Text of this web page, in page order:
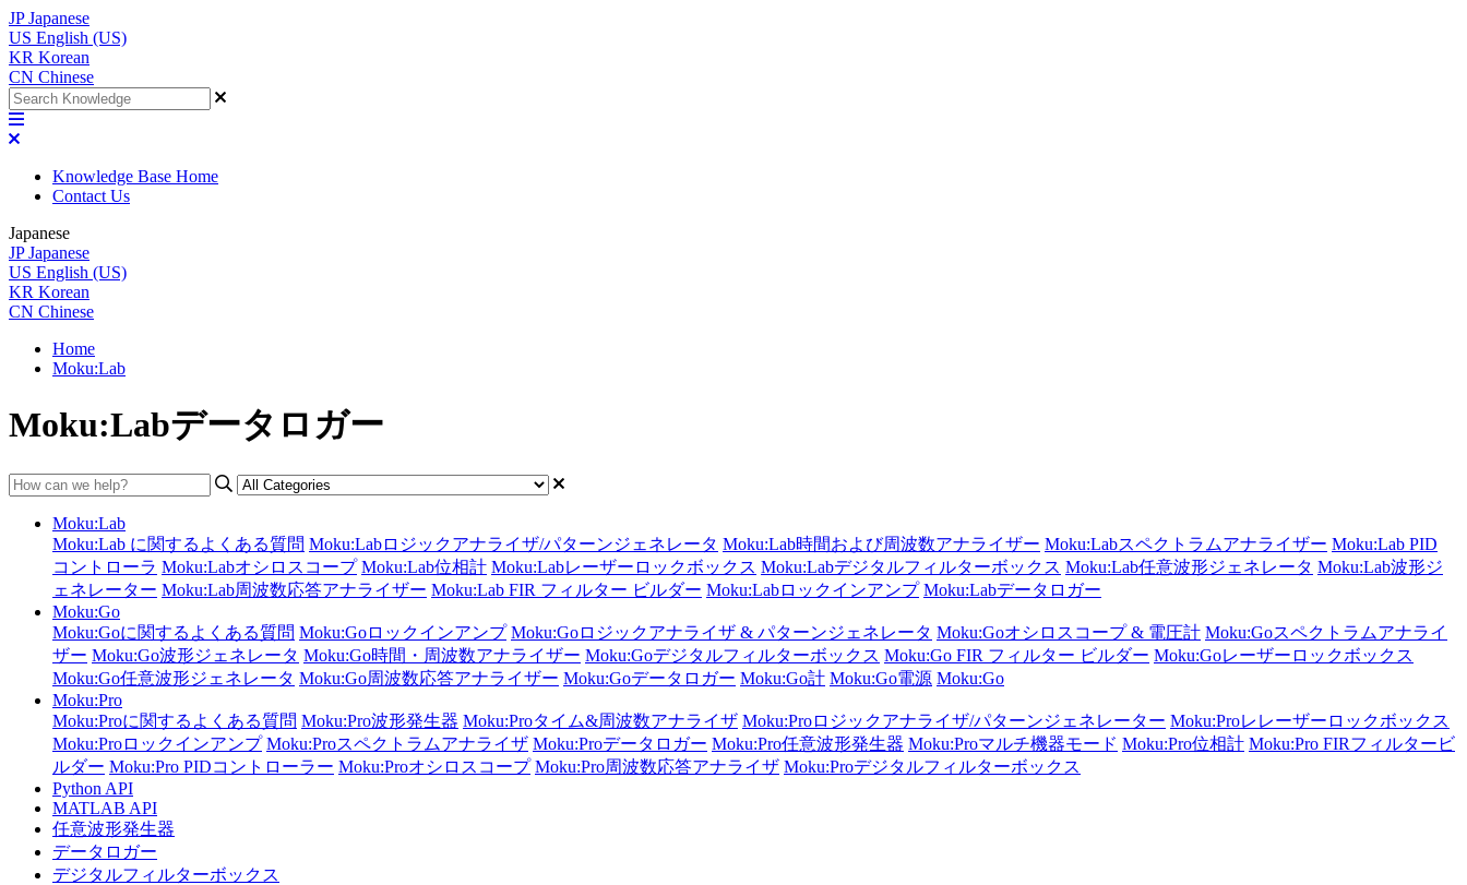
JP Japanese
US English (US)
KR Korean
CN Chinese
Knowledge Base Home
Contact Us
Japanese
JP Japanese
US English (US)
KR Korean
CN Chinese
Home
Moku:Lab
Moku:Labデータロガー
Moku:Lab
Moku:Lab に関するよくある質問 Moku:Labロジックアナライザ/パターンジェネレータ Moku:Lab時間および周波数アナライザー Moku:Labスペクトラムアナライザー Moku:Lab PID
コントローラ Moku:Labオシロスコープ Moku:Lab位相計 Moku:Labレーザーロックボックス Moku:Labデジタルフィルターボックス Moku:Lab任意波形ジェネレータ Moku:Lab波形ジ
ェネレーター Moku:Lab周波数応答アナライザー Moku:Lab FIR フィルター ビルダー Moku:Labロックインアンプ Moku:Labデータロガー
Moku:Go
Moku:Goに関するよくある質問 Moku:Goロックインアンプ Moku:Goロジックアナライザ & パターンジェネレータ Moku:Goオシロスコープ & 電圧計 Moku:Goスペクトラムアナライ
ザー Moku:Go波形ジェネレータ Moku:Go時間・周波数アナライザー Moku:Goデジタルフィルターボックス Moku:Go FIR フィルター ビルダー Moku:Goレーザーロックボックス
Moku:Go任意波形ジェネレータ Moku:Go周波数応答アナライザー Moku:Goデータロガー Moku:Go計 Moku:Go電源 Moku:Go
Moku:Pro
Moku:Proに関するよくある質問 Moku:Pro波形発生器 Moku:Proタイム&周波数アナライザ Moku:Proロジックアナライザ/パターンジェネレーター Moku:Proレレーザーロックボックス
Moku:Proロックインアンプ Moku:Proスペクトラムアナライザ Moku:Proデータロガー Moku:Pro任意波形発生器 Moku:Proマルチ機器モード Moku:Pro位相計 Moku:Pro FIRフィルタービ
ルダー Moku:Pro PIDコントローラー Moku:Proオシロスコープ Moku:Pro周波数応答アナライザ Moku:Proデジタルフィルターボックス
Python API
MATLAB API
任意波形発生器
データロガー
デジタルフィルターボックス